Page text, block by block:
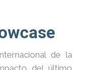
de la
del último